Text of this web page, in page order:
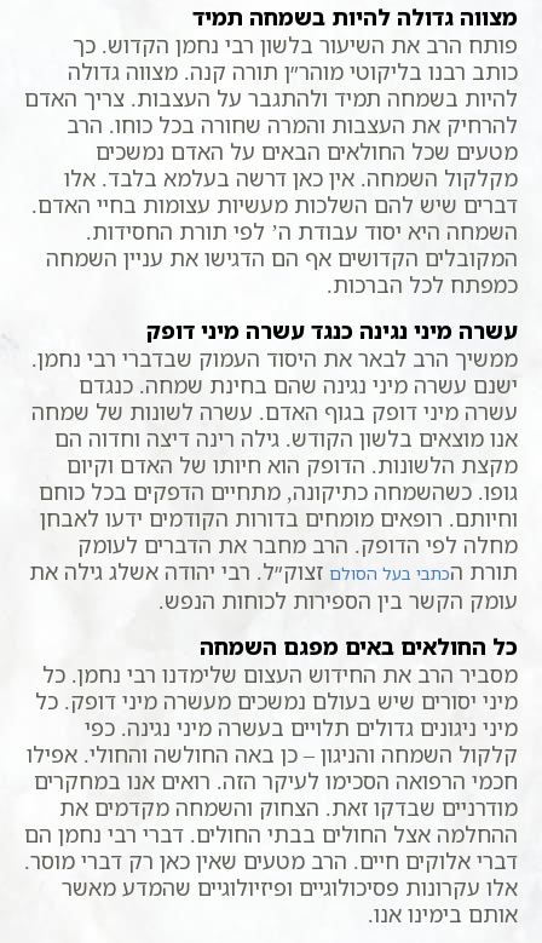
מצווה גדולה להיות בשמחה תמיד
פותח הרב את השיעור בלשון רבי נחמן הקדוש. כך
כותב רבנו בליקוטי מוהר״ן תורה קנה. מצווה גדולה
להיות בשמחה תמיד ולהתגבר על העצבות. צריך האדם
להרחיק את העצבות והמרה שחורה בכל כוחו. הרב
מטעים שכל החולאים הבאים על האדם נמשכים
מקלקול השמחה. אין כאן דרשה בעלמא בלבד. אלו
דברים שיש להם השלכות מעשיות עצומות בחיי האדם.
השמחה היא יסוד עבודת ה’ לפי תורת החסידות.
המקובלים הקדושים אף הם הדגישו את עניין השמחה
כמפתח לכל הברכות.
עשרה מיני נגינה כנגד עשרה מיני דופק
ממשיך הרב לבאר את היסוד העמוק שבדברי רבי נחמן.
ישנם עשרה מיני נגינה שהם בחינת שמחה. כנגדם
עשרה מיני דופק בגוף האדם. עשרה לשונות של שמחה
אנו מוצאים בלשון הקודש. גילה רינה דיצה וחדוה הם
מקצת הלשונות. הדופק הוא חיותו של האדם וקיום
גופו. כשהשמחה כתיקונה, מתחיים הדפקים בכל כוחם
וחיותם. רופאים מומחים בדורות הקודמים ידעו לאבחן
מחלה לפי הדופק. הרב מחבר את הדברים לעומק
תורת הכתבי בעל הסולם זצוק״ל. רבי יהודה אשלג גילה את
עומק הקשר בין הספירות לכוחות הנפש.
כל החולאים באים מפגם השמחה
מסביר הרב את החידוש העצום שלימדנו רבי נחמן. כל
מיני יסורים שיש בעולם נמשכים מעשרה מיני דופק. כל
מיני ניגונים גדולים תלויים בעשרה מיני נגינה. כפי
קלקול השמחה והניגון – כן באה החולשה והחולי. אפילו
חכמי הרפואה הסכימו לעיקר הזה. רואים אנו במחקרים
מודרניים שבדקו זאת. הצחוק והשמחה מקדמים את
ההחלמה אצל החולים בבתי החולים. דברי רבי נחמן הם
דברי אלוקים חיים. הרב מטעים שאין כאן רק דברי מוסר.
אלו עקרונות פסיכולוגיים ופיזיולוגיים שהמדע מאשר
אותם בימינו אנו.